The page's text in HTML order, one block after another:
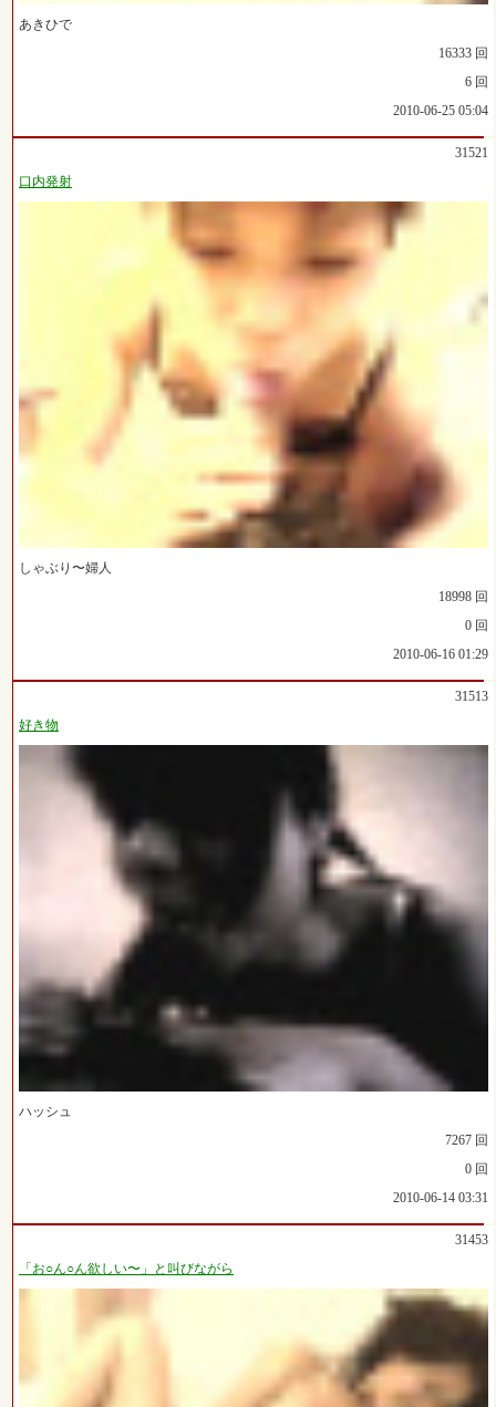
あきひで
16333 回
6 回
2010-06-25 05:04
31521
口内発射
しゃぶり〜婦人
18998 回
0 回
2010-06-16 01:29
31513
好き物
ハッシュ
7267 回
0 回
2010-06-14 03:31
31453
「お○ん○ん欲しい〜」と叫びながら